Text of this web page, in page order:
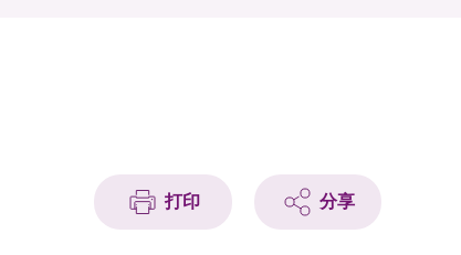
打印 分享